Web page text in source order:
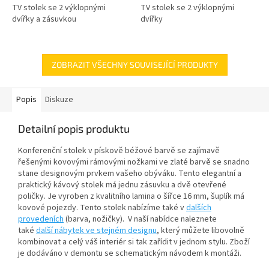
TV stolek se 2 výklopnými
dvířky a zásuvkou
TV stolek se 2 výklopnými
dvířky
ZOBRAZIT VŠECHNY SOUVISEJÍCÍ PRODUKTY
Popis Diskuze
Detailní popis produktu
Konferenční stolek v pískově béžové barvě se zajímavě
řešenými kovovými rámovými nožkami ve zlaté barvě se snadno
stane designovým prvkem vašeho obýváku. Tento elegantní a
praktický kávový stolek má jednu zásuvku a dvě otevřené
poličky. Je vyroben z kvalitního lamina o šířce 16 mm, šuplík má
kovové pojezdy. Tento stolek nabízíme také vdalších
provedeních (barva, nožičky). V naší nabídce naleznete
také další nábytek ve stejném designu, který můžete libovolně
kombinovat a celý váš interiér si tak zařídit v jednom stylu. Zboží
je dodáváno v demontu se schematickým návodem k montáži.